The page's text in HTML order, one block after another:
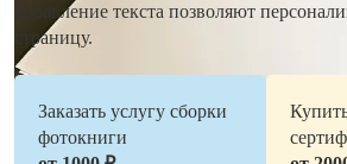
добавление текста позволяют
страницу.
Заказать услугу сборки
фотокниги